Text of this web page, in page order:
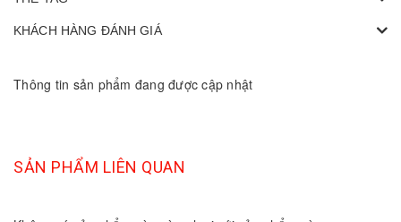
KHÁCH HÀNG ĐÁNH GIÁ
Thông tin sản phẩm đang được cập nhật
SẢN PHẨM LIÊN QUAN